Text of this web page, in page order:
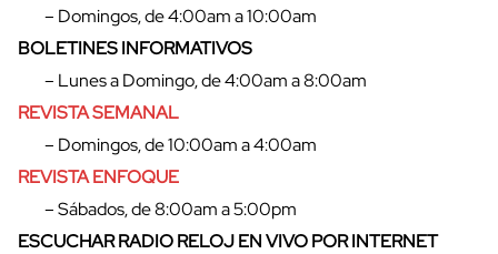
– Domingos, de 4:00am a 10:00am
BOLETINES INFORMATIVOS
– Lunes a Domingo, de 4:00am a 8:00am
REVISTA SEMANAL
– Domingos, de 10:00am a 4:00am
REVISTA ENFOQUE
– Sábados, de 8:00am a 5:00pm
ESCUCHAR RADIO RELOJ EN VIVO POR INTERNET